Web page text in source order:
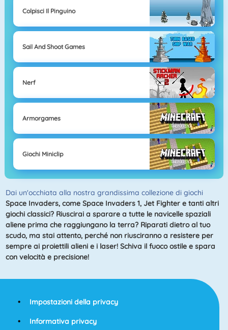
Colpisci Il Pinguino
Sail And Shoot Games
Nerf
Armorgames
Giochi Miniclip
Dai un'occhiata alla nostra grandissima collezione di giochi
Space Invaders, come Space Invaders 1, Jet Fightere tanti altri
giochi classici? Riuscirai a sparare a tutte le navicelle spaziali
aliene prima che raggiungano la terra? Riparati dietro al tuo
scudo, ma stai attento, perché non riusciranno a resistere per
sempre ai proiettili alieni e i laser! Schiva il fuoco ostile e spara
con velocità e precisione!
Impostazioni della privacy
Informativa privacy